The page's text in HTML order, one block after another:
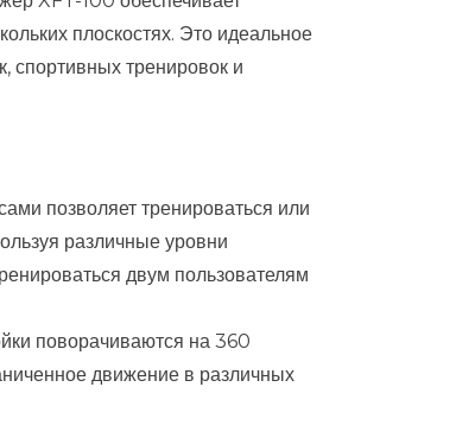
плоскостях. Это идеальное
спортивных тренировок и
позволяет тренироваться или
различные уровни
двум пользователям
поворачиваются на 360
движение в различных